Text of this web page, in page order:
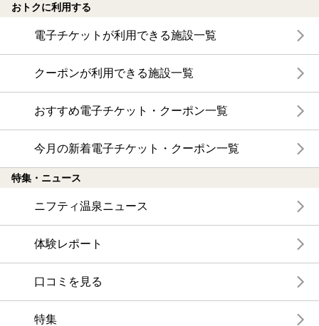
おトクに利用する
電子チケットが利用できる施設一覧
クーポンが利用できる施設一覧
おすすめ電子チケット・クーポン一覧
今月の新着電子チケット・クーポン一覧
特集・ニュース
ニフティ温泉ニュース
体験レポート
口コミを見る
特集